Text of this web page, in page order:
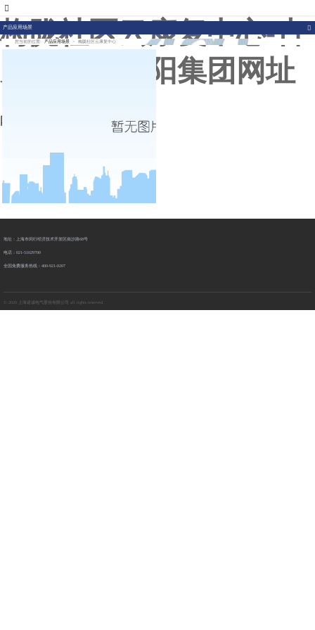
梅陇社区云康复中心-古
天乐代言太阳集团网址
官网
产品应用场景
您当前的位置: 产品应用场景 > 梅陇社区云康复中心
地址：上海市闵行经济技术开发区南沙路68号
电话：021-51029700
全国免费服务热线：400-921-0207
© 2020 上海诺诚电气股份有限公司 all rights reserved.
网站地图